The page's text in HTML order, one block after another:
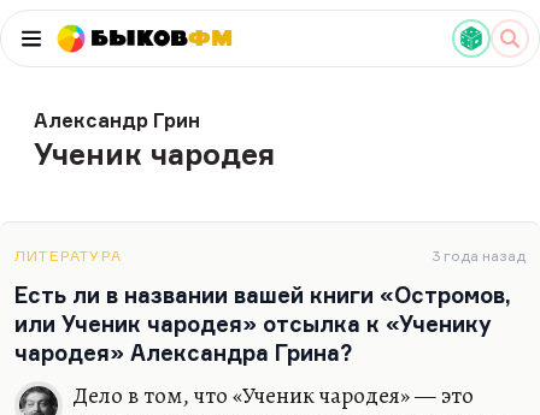
БыковФМ
Александр Грин
Ученик чародея
ЛИТЕРАТУРА 3 года назад
Есть ли в названии вашей книги «Остромов,
или Ученик чародея» отсылка к «Ученику
чародея» Александра Грина?
Дело в том, что «Ученик чародея» — это